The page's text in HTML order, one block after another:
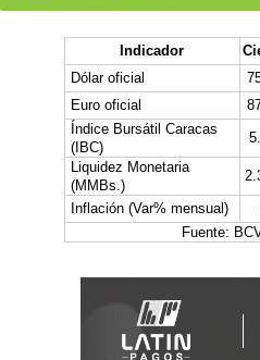
Indicador
Dólar oficial
Euro oficial
Índice Bursátil Caracas
(IBC)
Liquidez Monetaria
(MMBs.)
Inflación (Var% mensual)
Fuente: